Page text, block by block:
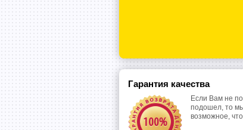
Гарантия качества
Если Вам не
подошел, то
возможное,